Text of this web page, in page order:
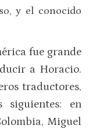
y el conocido
fue grande
a Horacio.
traductores,
siguientes: en
Miguel